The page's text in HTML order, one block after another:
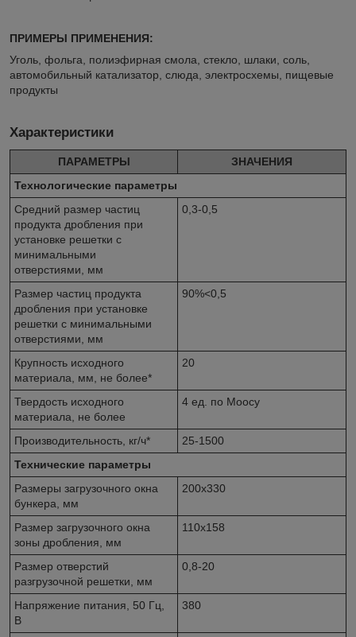
ПРИМЕРЫ ПРИМЕНЕНИЯ:
Уголь, фольга, полиэфирная смола, стекло, шлаки, соль,
автомобильный катализатор, слюда, электросхемы, пищевые
продукты
Характеристики
ПАРАМЕТРЫ
ЗНАЧЕНИЯ
Технологические параметры
Средний размер частиц
продукта дробления при
установке решетки с
минимальными
отверстиями, мм
0,3-0,5
Размер частиц продукта
дробления при установке
решетки с минимальными
отверстиями, мм
90%<0,5
Крупность исходного
материала, мм, не более*
20
Твердость исходного
материала, не более
4 ед. по Моосу
Производительность, кг/ч*
25-1500
Технические параметры
Размеры загрузочного окна
бункера, мм
200х330
Размер загрузочного окна
зоны дробления, мм
110х158
Размер отверстий
разгрузочной решетки, мм
0,8-20
Напряжение питания, 50 Гц,
В
380